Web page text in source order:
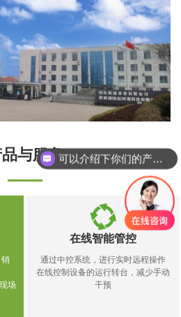
与服务
场
在线智能管控
通过中控系统，进行实时远程操作
在线控制设备的运行转台，减少手动
干预
可以介绍下你们的产品么？